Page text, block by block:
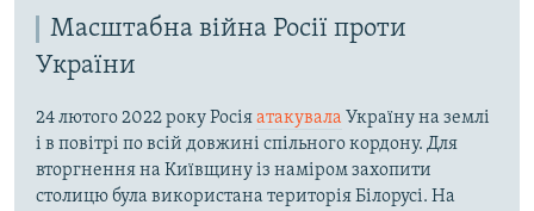
Масштабна війна Росії проти
України
24 лютого 2022 року Росіяатакувала Україну на землі
і в повітрі по всій довжині спільного кордону. Для
вторгнення на Київщину із наміром захопити
столицю була використана територія Білорусі. На